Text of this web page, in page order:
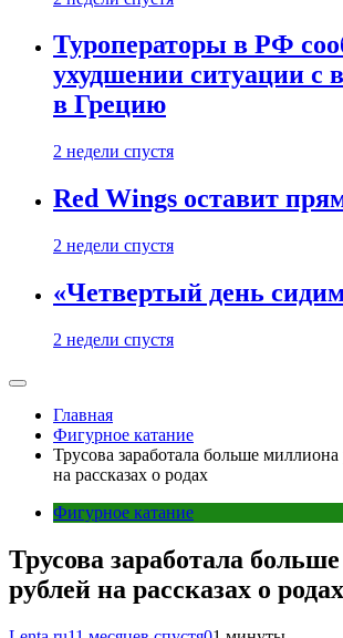
Туроператоры в РФ
ухудшении ситуации с
в Грецию
2 недели спустя
Red Wings оставит
2 недели спустя
«Четвертый день
2 недели спустя
Главная
Фигурное катание
Трусова заработала больше миллиона
на рассказах о родах
Фигурное катание
Трусова заработала
рублей на рассказах о родах